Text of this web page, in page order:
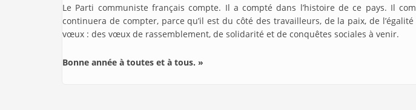
Le Parti communiste français compte. Il a compté dans l’histoire de ce pays. Il
continuera de compter, parce qu’il est du côté des travailleurs, de la paix, de
vœux : des vœux de rassemblement, de solidarité et de conquêtes sociales à venir.
Bonne année à toutes et à tous. »